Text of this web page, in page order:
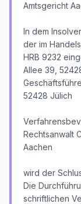
Amtsgericht
In dem
der im
HRB 9232
Allee 39,
52428 Jülich
Rechtsanwalt
Aachen
wird der
Die
schriftlichen